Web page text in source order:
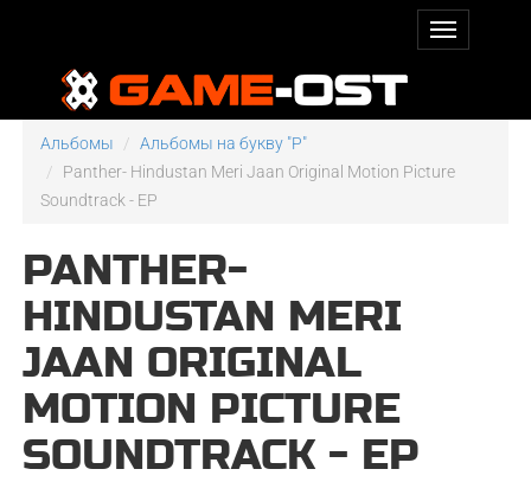
Альбомы
Альбомы на букву "P"
Panther- Hindustan Meri Jaan Original Motion Picture
Soundtrack - EP
PANTHER-
HINDUSTAN MERI
JAAN ORIGINAL
MOTION PICTURE
SOUNDTRACK - EP